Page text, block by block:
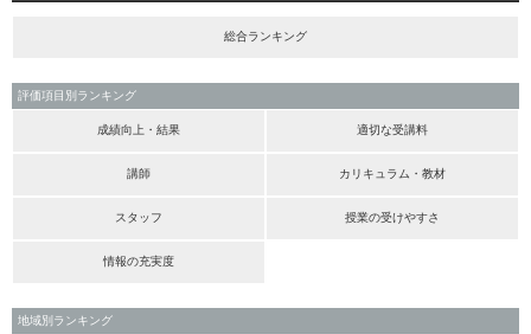
総合ランキング
評価項目別ランキング
成績向上・結果 適切な受講料
講師 カリキュラム・教材
スタッフ 授業の受けやすさ
情報の充実度
地域別ランキング